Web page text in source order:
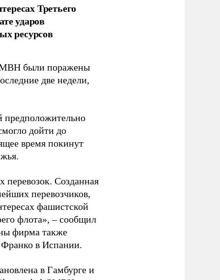
Третьего
ударов
ресурсов
были поражены
две недели,
предположительно
дойти до
время покинут
Созданная
перевозчиков,
фашистской
флота», – сообщил
фирма также
Франко в Испании.
в Гамбурге и